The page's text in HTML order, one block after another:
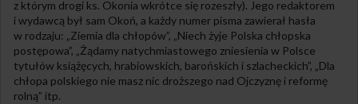
z którym drogi ks. Okonia wkrótce się rozeszły). Jego redaktorem
i wydawcą był sam Okoń, a każdy numer pisma zawierał hasła
w rodzaju: „Ziemia dla chłopów”, „Niech żyje Polska chłopska
postępowa”, „Żądamy natychmiastowego zniesienia w Polsce
tytułów książęcych, hrabiowskich, barońskich i szlacheckich”, „Dla
chłopa polskiego nie masz nic droższego nad Ojczyznę i reformę
rolną” itp.